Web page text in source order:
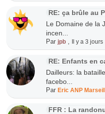
RE: ça brûle au
Le Domaine de la
incen...
Par jpb, Il y a 3 jours
RE: Enfants en
Dailleurs: la
facebo...
Par Eric ANP
FFR : La